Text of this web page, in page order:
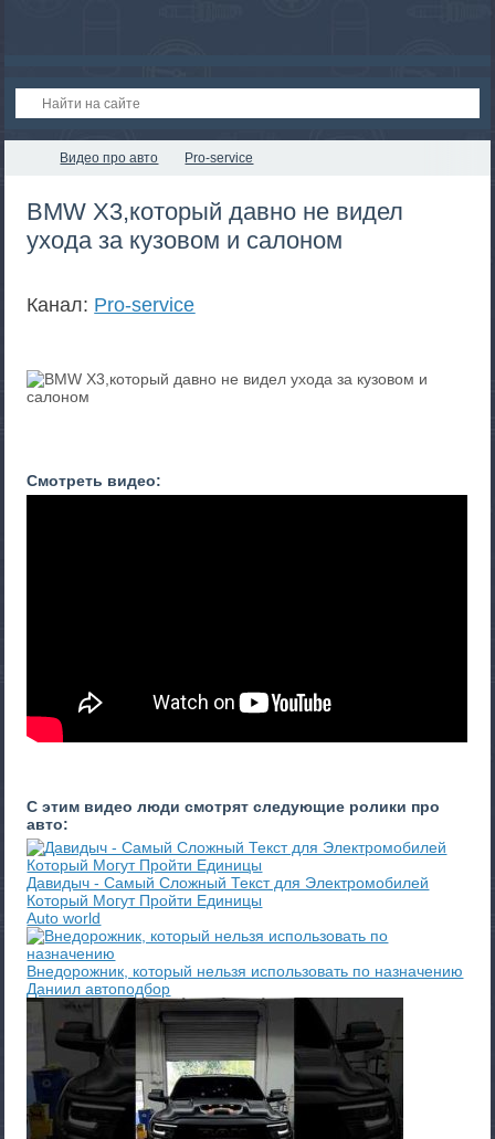
Видео про авто Pro-service
BMW X3,который давно не видел
ухода за кузовом и салоном
Канал: Pro-service
Смотреть видео:
С этим видео люди смотрят следующие ролики про
авто:
Давидыч - Самый Сложный Текст для Электромобилей
Который Могут Пройти Единицы
Auto world
Внедорожник, который нельзя использовать по назначению
Даниил автоподбор